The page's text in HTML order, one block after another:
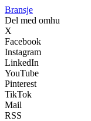
Bransje
Del med omhu
X
Facebook
Instagram
LinkedIn
YouTube
Pinterest
TikTok
Mail
RSS